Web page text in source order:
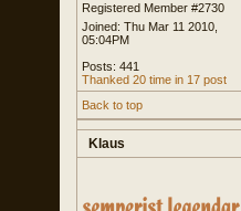
Registered Member #2730
Joined: Thu Mar 11 2010,
05:04PM
Posts: 441
Thanked 20 time in 17 post
Back to top
Klaus